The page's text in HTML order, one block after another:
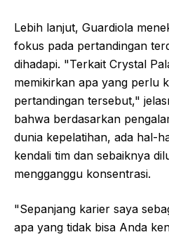
Lebih lanjut, Guardiola
fokus pada pertandingan
dihadapi. "Terkait Crystal
memikirkan apa yang perlu
pertandingan tersebut,"
bahwa berdasarkan
dunia kepelatihan, ada hal-
kendali tim dan sebaiknya
mengganggu konsentrasi.
"Sepanjang karier saya
apa yang tidak bisa Anda